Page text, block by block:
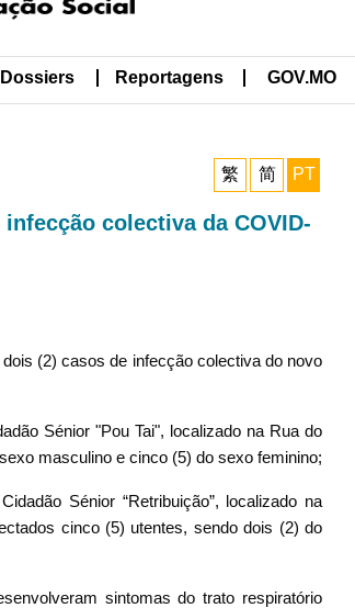
Dossiers Reportagens GOV.MO
繁 简 PT
colectiva da COVID-
(2) casos de infecção colectiva do novo
Sénior "Pou Tai", localizado na Rua do
masculino e cinco (5) do sexo feminino;
Sénior “Retribuição”, localizado na
cinco (5) utentes, sendo dois (2) do
sintomas do trato respiratório